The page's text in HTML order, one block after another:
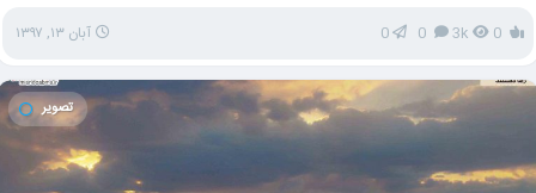
3k
0 آبان ۱۳, ۱۳۹۷
تصویر